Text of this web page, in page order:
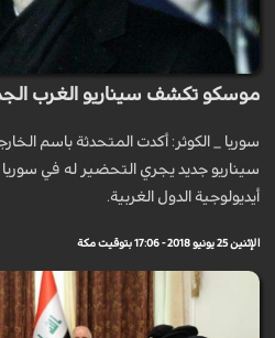
موسكو تكشف سيناريو الغرب
سوريا _ الكوثر: أكدت المتحدثة باسم
سيناريو جديد يجري التحضير له في
أيديولوجية الدول الغربية.
الإثنين 25 يونيو 2018 - 17:06 بتوقيت مكة